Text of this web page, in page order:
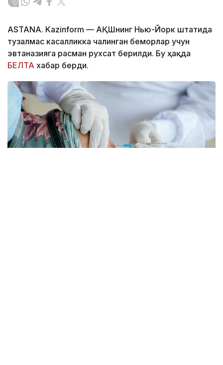
ASTANA. Kazinform — АҚШнинг Нью-Йорк штатида
тузалмас касалликка чалинган беморлар учун
эвтаназияга расман рухсат берилди. Бу ҳақда
БЕЛТА хабар берди.